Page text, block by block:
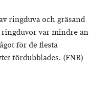
ringduva och gräsand
var mindre än
för de flesta
fördubblades. (FNB)